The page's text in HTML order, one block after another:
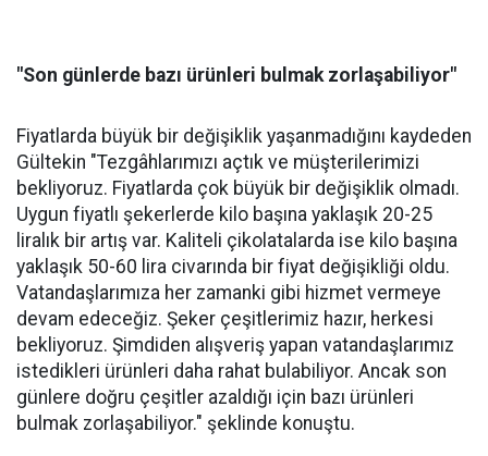
"Son günlerde bazı ürünleri bulmak zorlaşabiliyor"
Fiyatlarda büyük bir değişiklik yaşanmadığını kaydeden
Gültekin "Tezgâhlarımızı açtık ve müşterilerimizi
bekliyoruz. Fiyatlarda çok büyük bir değişiklik olmadı.
Uygun fiyatlı şekerlerde kilo başına yaklaşık 20-25
liralık bir artış var. Kaliteli çikolatalarda ise kilo başına
yaklaşık 50-60 lira civarında bir fiyat değişikliği oldu.
Vatandaşlarımıza her zamanki gibi hizmet vermeye
devam edeceğiz. Şeker çeşitlerimiz hazır, herkesi
bekliyoruz. Şimdiden alışveriş yapan vatandaşlarımız
istedikleri ürünleri daha rahat bulabiliyor. Ancak son
günlere doğru çeşitler azaldığı için bazı ürünleri
bulmak zorlaşabiliyor." şeklinde konuştu.